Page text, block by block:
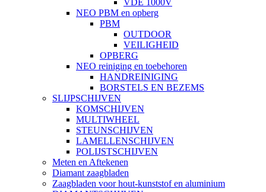
VDE 1000V
NEO PBM en opberg
PBM
OUTDOOR
VEILIGHEID
OPBERG
NEO reiniging en toebehoren
HANDREINIGING
BORSTELS EN BEZEMS
SLIJPSCHIJVEN
KOMSCHIJVEN
MULTIWHEEL
STEUNSCHIJVEN
LAMELLENSCHIJVEN
POLIJSTSCHIJVEN
Meten en Aftekenen
Diamant zaagbladen
Zaagbladen voor hout-kunststof en aluminium